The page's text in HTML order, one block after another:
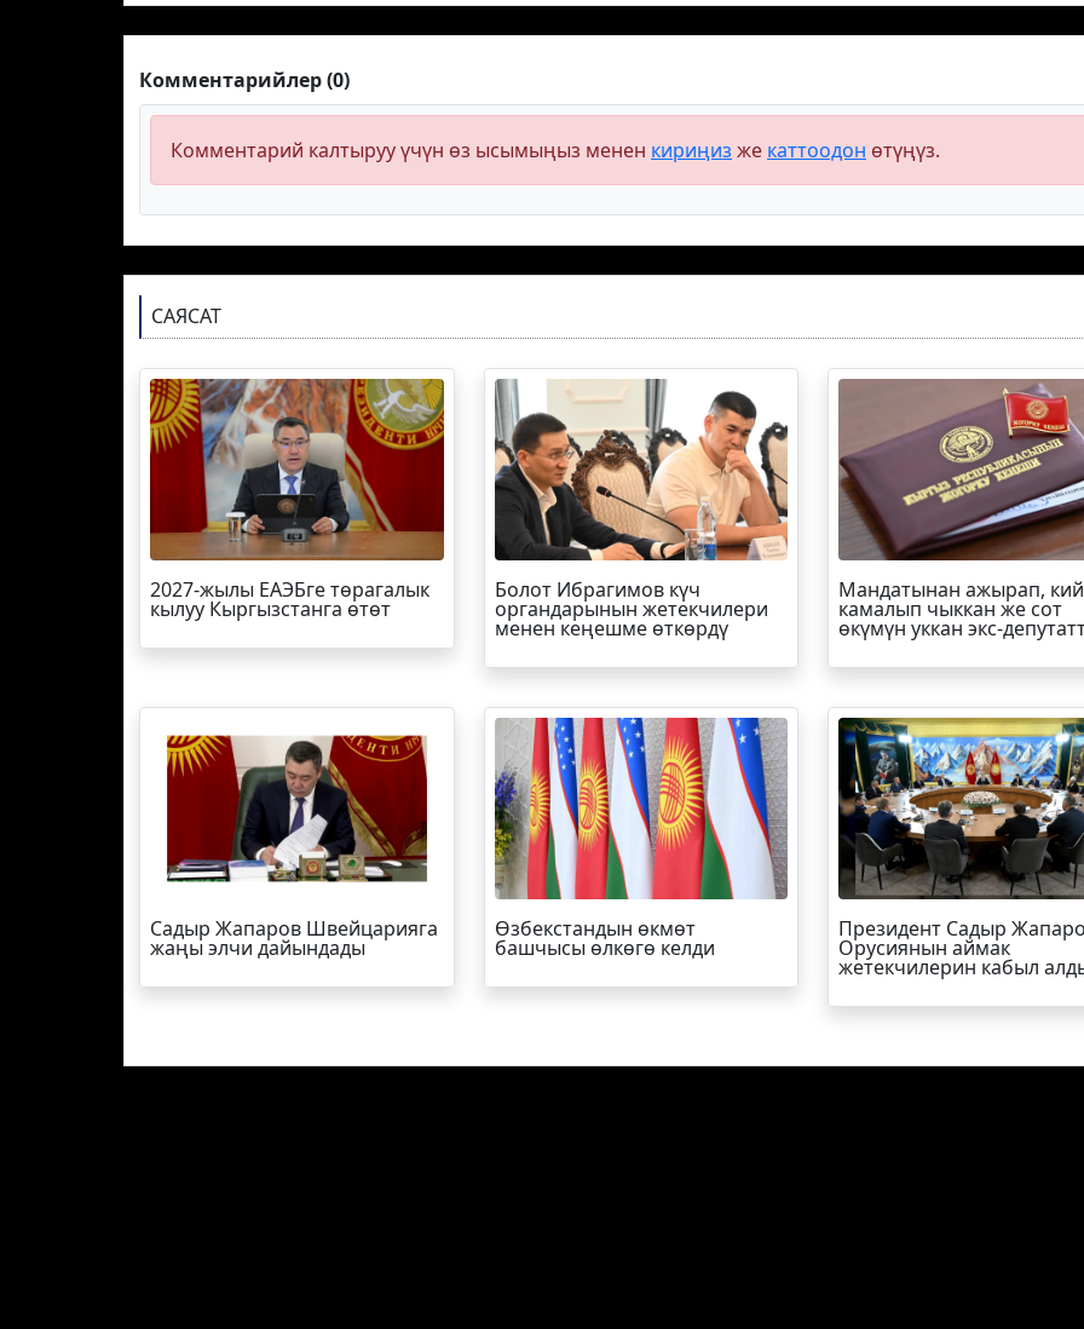
Комментарийлер (0)
Комментарий калтыруу үчүн өз ысымыңыз менен кириңиз же каттоодон өтүңүз.
САЯСАТ
2027-жылы ЕАЭБге төрагалык
кылуу Кыргызстанга өтөт
Болот Ибрагимов күч
органдарынын жетекчилери
менен кеңешме өткөрдү
Мандатынан ажырап,
камалып чыккан же сот
өкүмүн уккан экс-
Садыр Жапаров Швейцарияга
жаңы элчи дайындады
Өзбекстандын өкмөт
башчысы өлкөгө келди
Президент Садыр
Орусиянын аймак
жетекчилерин кабыл